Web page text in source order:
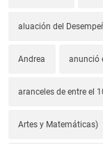
aluación del
Andrea anunció
aranceles de entre el
Artes y Matemáticas)